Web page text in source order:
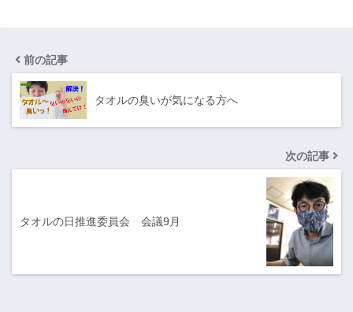
前の記事
タオルの臭いが気になる方へ
次の記事
タオルの日推進委員会 会議9月